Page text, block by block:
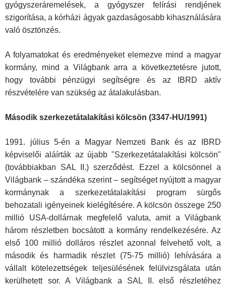
gyógyszeráremelések, a gyógyszer felírási rendjének
szigorítása, a kórházi ágyak gazdaságosabb kihasználására
való ösztönzés.
A folyamatokat és eredményeket elemezve mind a magyar
kormány, mind a Világbank arra a következtetésre jutott,
hogy további pénzügyi segítségre és az IBRD aktív
részvételére van szükség az átalakulásban.
Második szerkezetátalakítási kölcsön (3347-HU/1991)
1991. július 5-én a Magyar Nemzeti Bank és az IBRD
képviselői aláírták az újabb "Szerkezetátalakítási kölcsön"
(továbbiakban SAL II.) szerződést. Ezzel a kölcsönnel a
Világbank – szándéka szerint – segítséget nyújtott a magyar
kormánynak a szerkezetátalakítási program sürgős
behozatali igényeinek kielégítésére. A kölcsön összege 250
millió USA-dollárnak megfelelő valuta, amit a Világbank
három részletben bocsátott a kormány rendelkezésére. Az
első 100 millió dolláros részlet azonnal felvehető volt, a
második és harmadik részlet (75-75 millió) lehívására a
vállalt kötelezettségek teljesülésének felülvizsgálata után
kerülhetett sor. A Világbank a SAL II. első részletéhez